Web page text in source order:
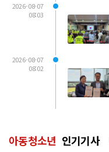
2026-08-07
08:03
2026-08-07
08:02
아동청소년 인기기사